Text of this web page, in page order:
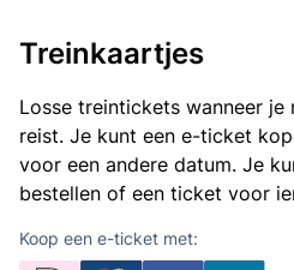
Treinkaartjes
Losse treintickets wanneer
reist. Je kunt een e-ticket
voor een andere datum. Je
bestellen of een ticket voor
Koop een e-ticket met: